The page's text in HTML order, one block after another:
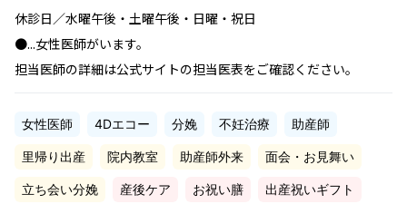
休診日／水曜午後・土曜午後・日曜・祝日
●...女性医師がいます。
担当医師の詳細は公式サイトの担当医表をご確認ください。
女性医師 4Dエコー 分娩 不妊治療 助産師
里帰り出産 院内教室 助産師外来 面会・お見舞い
立ち会い分娩 産後ケア お祝い膳 出産祝いギフト